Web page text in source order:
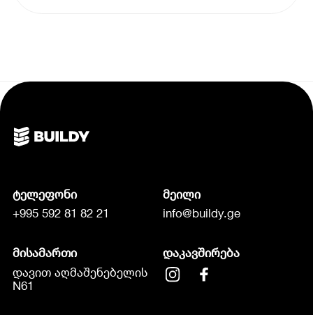
ტელეფონი
+995 592 81 82 21
მეილი
info@buildy.ge
მისამართი
დავით აღმაშენებელის
N61
დაკავშირება